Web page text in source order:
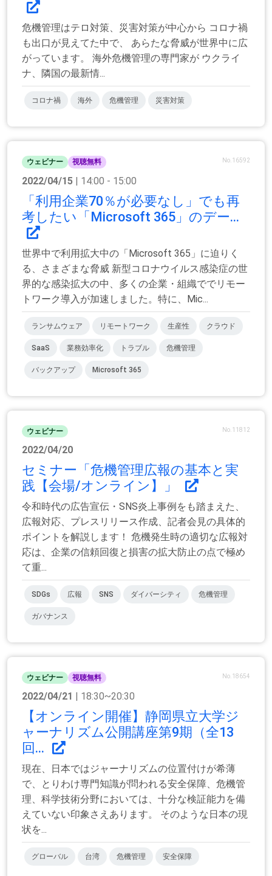
危機管理はテロ対策、災害対策が中心から コロナ禍
も出口が見えてた中で、 あらたな脅威が世界中に広
がっています。 海外危機管理の専門家が ウクライ
ナ、隣国の最新情...
コロナ禍 海外 危機管理 災害対策
ウェビナー 視聴無料 No.16592
2022/04/15 | 14:00 - 15:00
「利用企業70％が必要なし」でも再
考したい「Microsoft 365」のデー...
世界中で利用拡大中の「Microsoft 365」に迫りく
る、さまざまな脅威 新型コロナウイルス感染症の世
界的な感染拡大の中、多くの企業・組織ででリモー
トワーク導入が加速しました。特に、Mic...
ランサムウェア リモートワーク 生産性 クラウド
SaaS 業務効率化 トラブル 危機管理
バックアップ Microsoft 365
ウェビナー No.11812
2022/04/20
セミナー「危機管理広報の基本と実
践【会場/オンライン】」
令和時代の広告宣伝・SNS炎上事例をも踏まえた、
広報対応、プレスリリース作成、記者会見の具体的
ポイントを解説します！ 危機発生時の適切な広報対
応は、企業の信頼回復と損害の拡大防止の点で極め
て重...
SDGs 広報 SNS ダイバーシティ 危機管理
ガバナンス
ウェビナー 視聴無料 No.18654
2022/04/21 | 18:30~20:30
【オンライン開催】静岡県立大学ジ
ャーナリズム公開講座第9期（全13
回...
現在、日本ではジャーナリズムの位置付けが希薄
で、とりわけ専門知識が問われる安全保障、危機管
理、科学技術分野においては、十分な検証能力を備
えていない印象さえあります。 そのような日本の現
状を...
グローバル 台湾 危機管理 安全保障